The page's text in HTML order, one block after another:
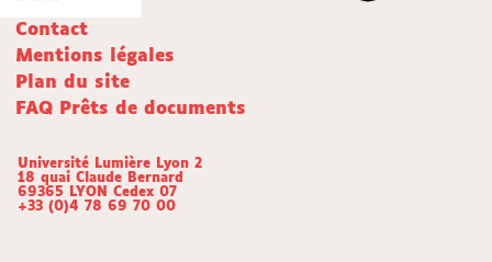
Contact
Mentions légales
Plan du site
FAQ Prêts de documents
Université Lumière Lyon 2
18 quai Claude Bernard
69365 LYON Cedex 07
+33 (0)4 78 69 70 00